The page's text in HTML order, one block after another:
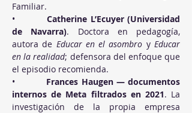
Familiar.
• Catherine L’Ecuyer (Universidad
de Navarra). Doctora en pedagogía,
autora de Educar en el asombro y Educar
en la realidad; defensora del enfoque que
el episodio recomienda.
• Frances Haugen — documentos
internos de Meta filtrados en 2021. La
investigación de la propia empresa